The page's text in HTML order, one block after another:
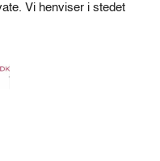
Vi henviser i stedet